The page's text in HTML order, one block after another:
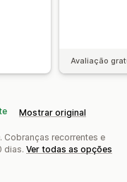
Avaliação
Mostrar original
Cobranças recorrentes e
dias. Ver todas as opções